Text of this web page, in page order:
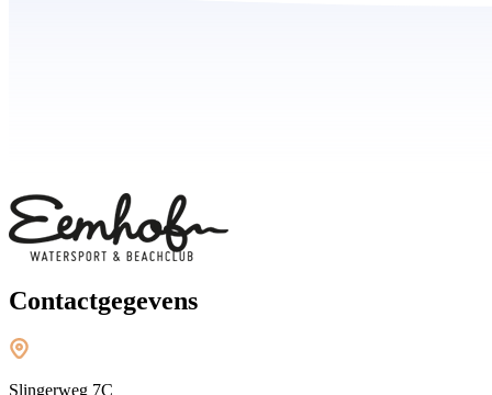
Contactgegevens
Slingerweg 7C